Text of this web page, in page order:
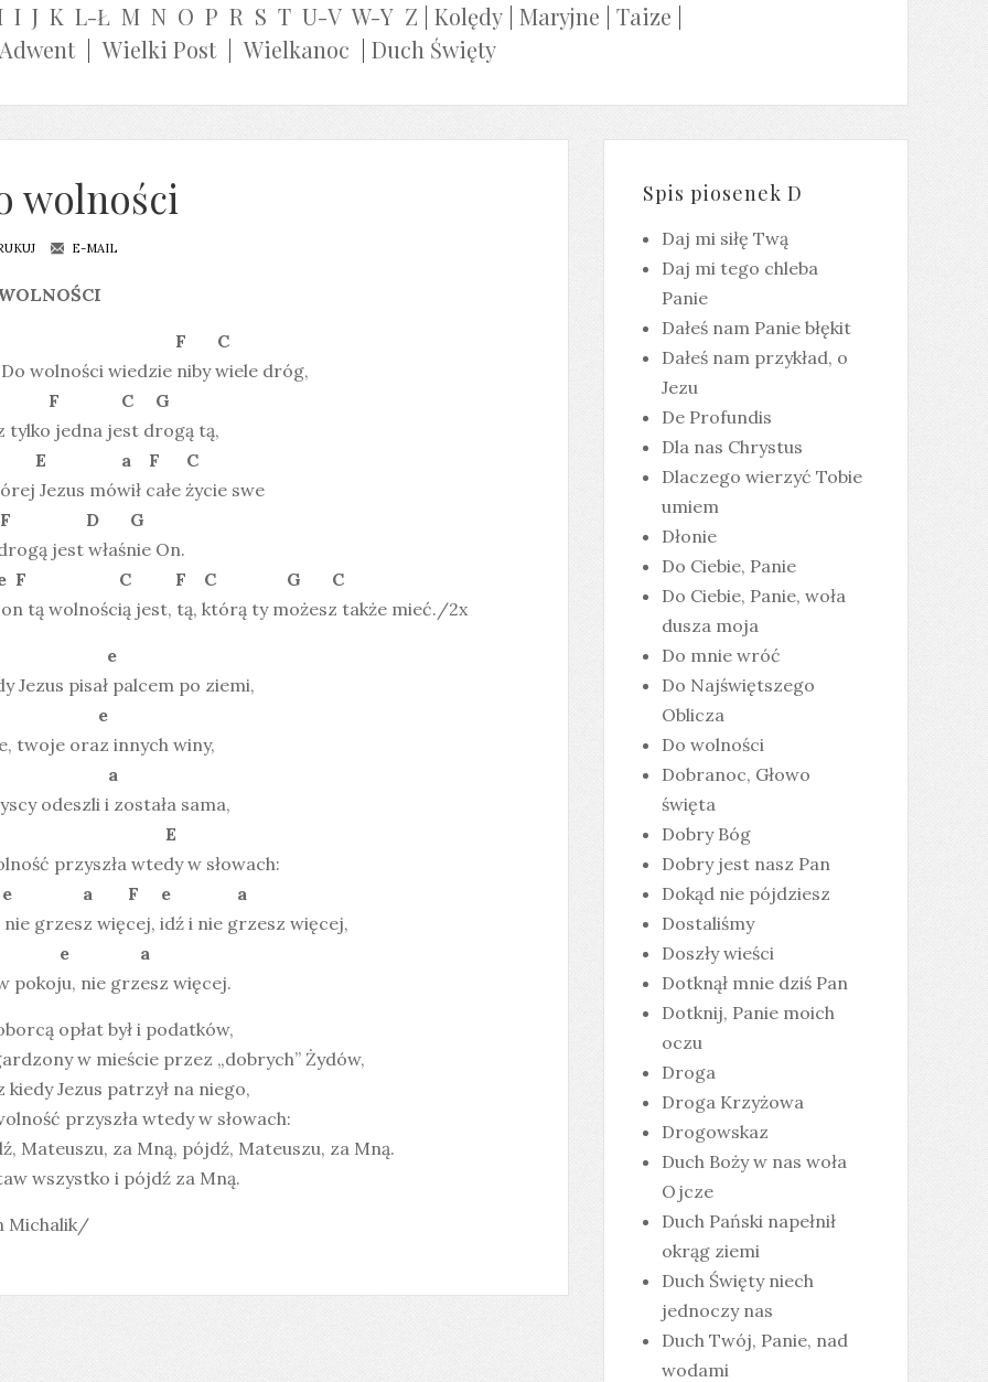
I J K L-Ł M N O P R S T U-V W-Y Z Kolędy| Maryjne Taize
| Wielki Post| Wielkanoc Duch Święty
wolności
E-MAIL
F C
wolności wiedzie niby wiele dróg,
C G
tylko jedna jest drogą tą,
a F C
Jezus mówił całe życie swe
D G
jest właśnie On.
F e F C F C G C
tą wolnością jest, tą, którą ty możesz także mieć./2x
e
Jezus pisał palcem po ziemi,
e
twoje oraz innych winy,
a
odeszli i została sama,
E
przyszła wtedy w słowach:
e a F e a
nie grzesz więcej, idź i nie grzesz więcej,
e a
pokoju, nie grzesz więcej.
opłat był i podatków,
w mieście przez „dobrych” Żydów,
kiedy Jezus patrzył na niego,
przyszła wtedy w słowach:
Mateuszu, za Mną, pójdź, Mateuszu, za Mną.
wszystko i pójdź za Mną.
Michalik/
Spis piosenek D
Daj mi siłę Twą
Daj mi tego chleba
Panie
Dałeś nam Panie błękit
Dałeś nam przykład, o
Jezu
De Profundis
Dla nas Chrystus
Dlaczego wierzyć Tobie
umiem
Dłonie
Do Ciebie, Panie
Do Ciebie, Panie, woła
dusza moja
Do mnie wróć
Do Najświętszego
Oblicza
Do wolności
Dobranoc, Głowo
święta
Dobry Bóg
Dobry jest nasz Pan
Dokąd nie pójdziesz
Dostaliśmy
Doszły wieści
Dotknął mnie dziś Pan
Dotknij, Panie moich
oczu
Droga
Droga Krzyżowa
Drogowskaz
Duch Boży w nas woła
Ojcze
Duch Pański napełnił
okrąg ziemi
Duch Święty niech
jednoczy nas
Duch Twój, Panie, nad
wodami